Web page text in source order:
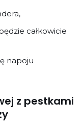
całkowicie
napoju
z pestkami